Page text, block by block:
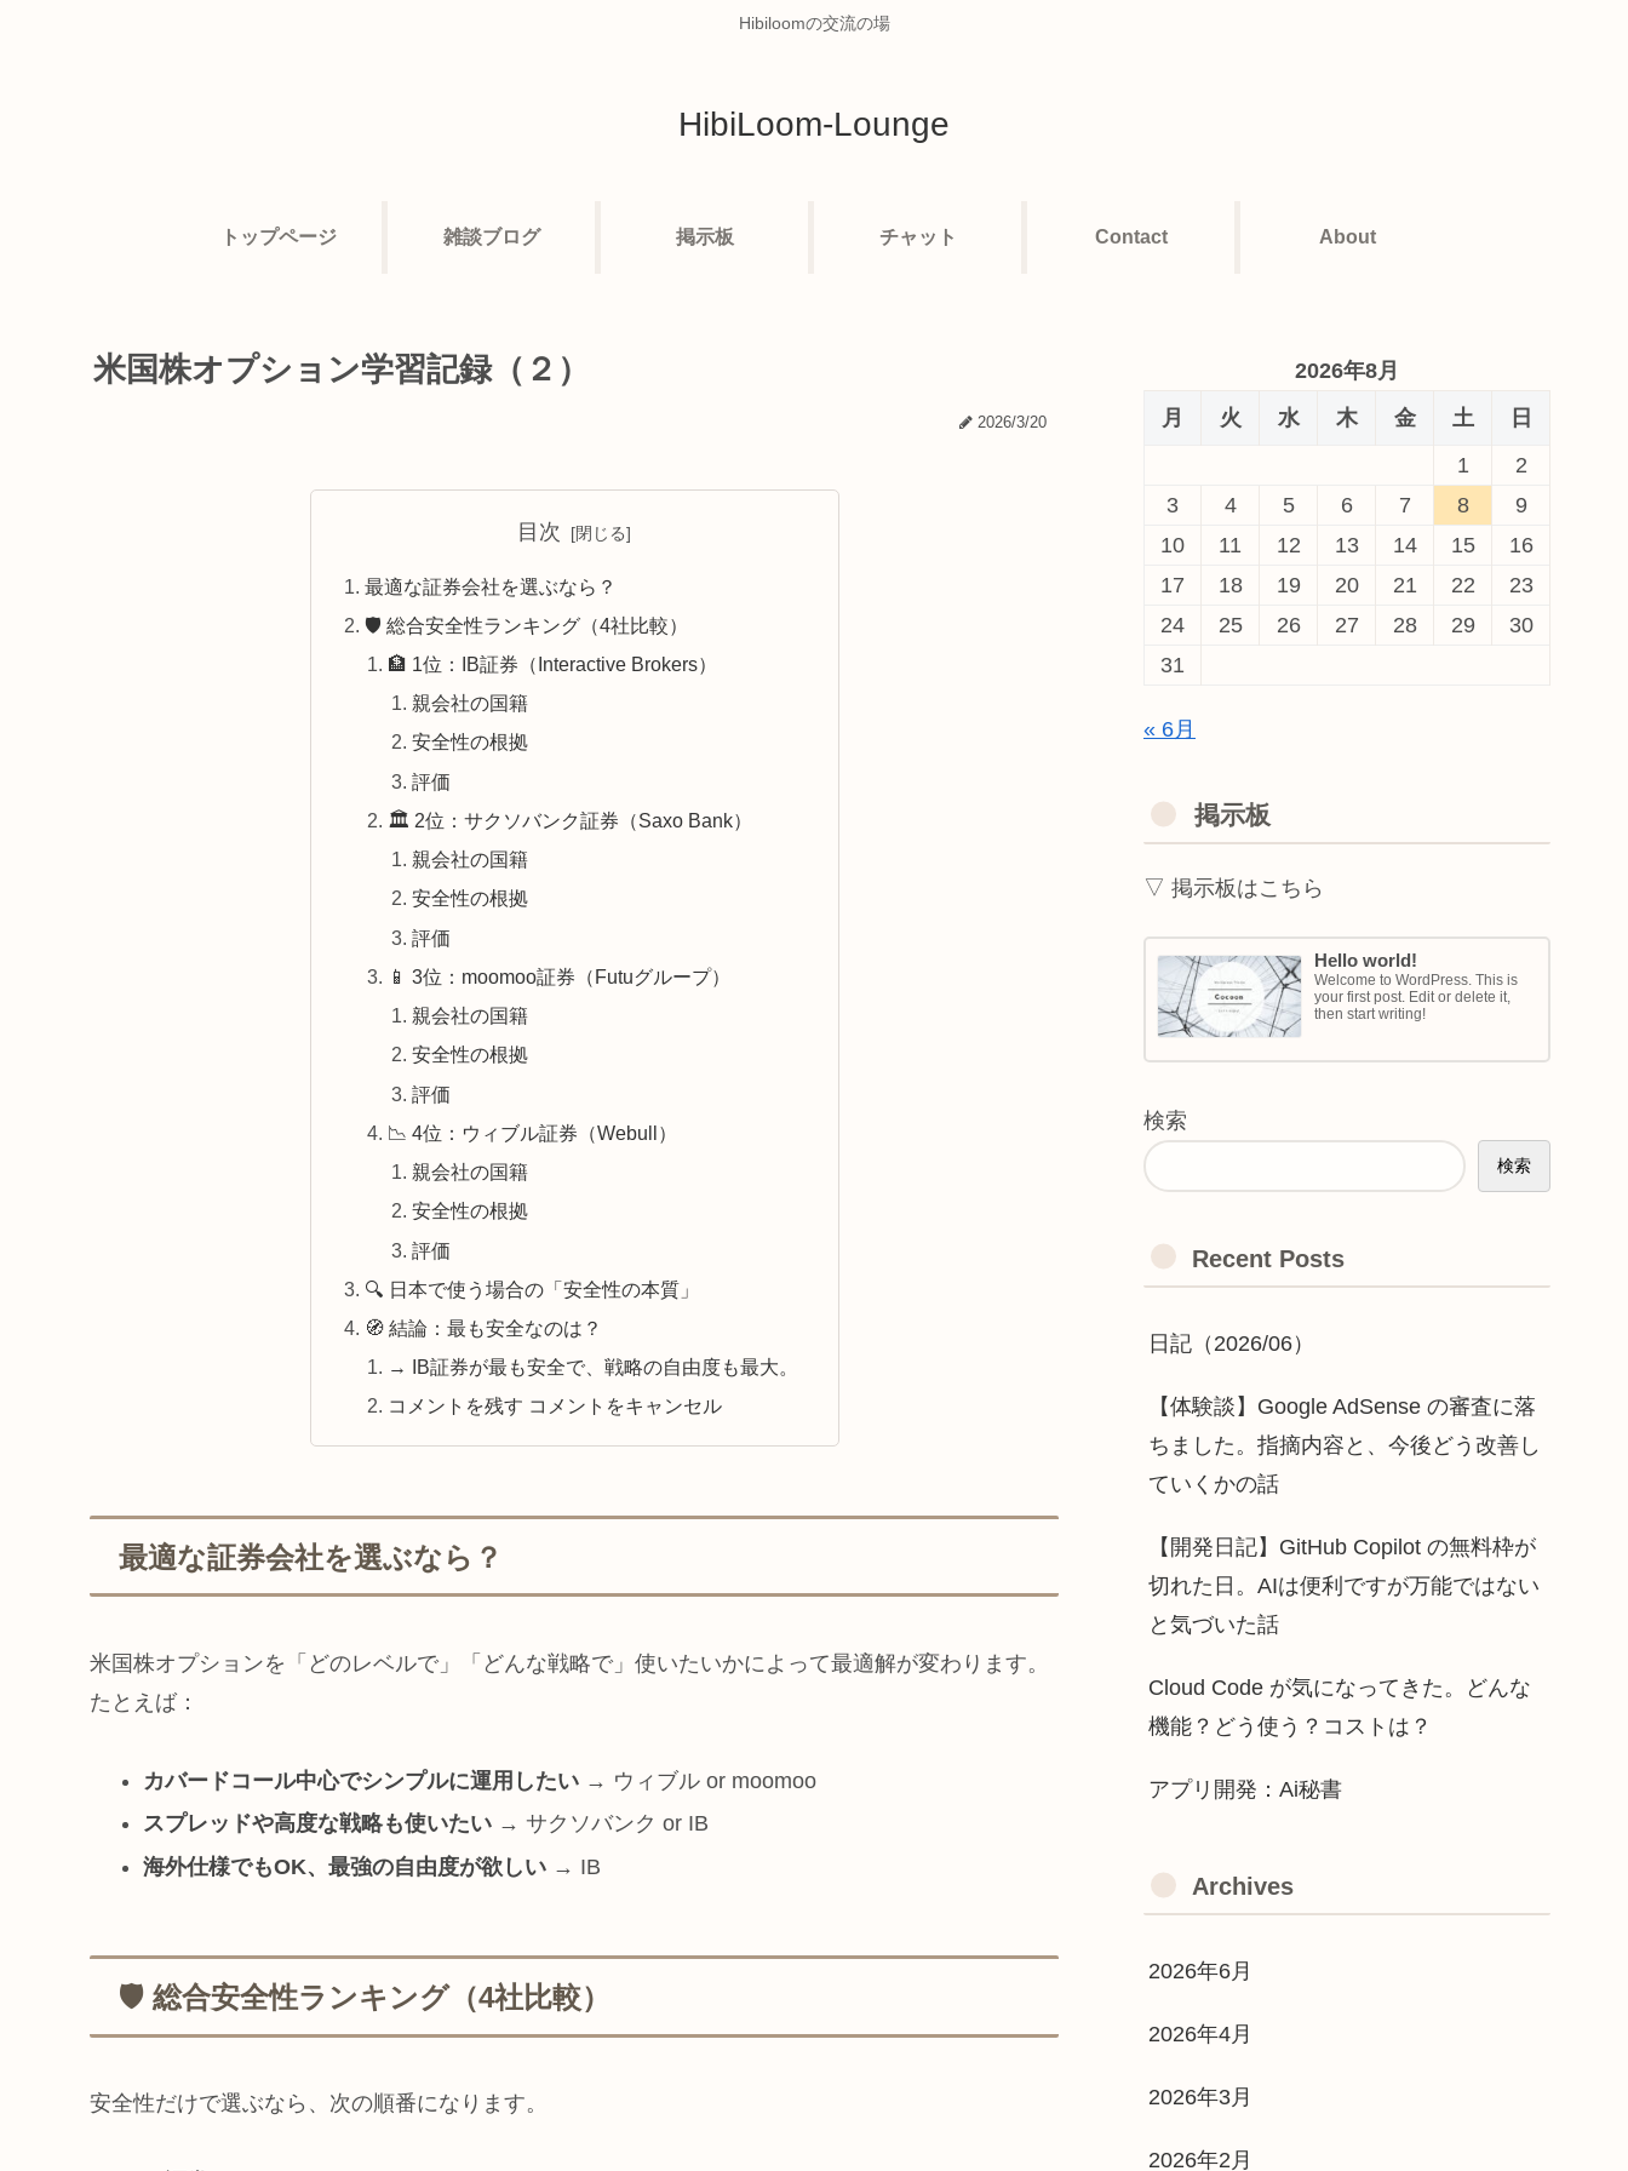
Hibiloomの交流の場
HibiLoom-Lounge
トップページ 雑談ブログ 掲示板 チャット Contact About
米国株オプション学習記録（２）
2026/3/20
目次
最適な証券会社を選ぶなら？
🛡️ 総合安全性ランキング（4社比較）
🏦 1位：IB証券（Interactive Brokers）
親会社の国籍
安全性の根拠
評価
🏛️ 2位：サクソバンク証券（Saxo Bank）
親会社の国籍
安全性の根拠
評価
📱 3位：moomoo証券（Futuグループ）
親会社の国籍
安全性の根拠
評価
📉 4位：ウィブル証券（Webull）
親会社の国籍
安全性の根拠
評価
🔍 日本で使う場合の「安全性の本質」
🧭 結論：最も安全なのは？
→ IB証券が最も安全で、戦略の自由度も最大。
コメントを残す コメントをキャンセル
最適な証券会社を選ぶなら？
米国株オプションを「どのレベルで」「どんな戦略で」使いたいかによって最適解が変わります。
たとえば：
カバードコール中心でシンプルに運用したい→ ウィブル or moomoo
スプレッドや高度な戦略も使いたい→ サクソバンク or IB
海外仕様でもOK、最強の自由度が欲しい→ IB
🛡️ 総合安全性ランキング（4社比較）
安全性だけで選ぶなら、次の順番になります。
2026年8月
月
火 水 木 金 土
日
1
2
3
4 5 6 7 8
9
10
11 12 13 14 15
16
17
18 19 20 21 22
23
24
25 26 27 28 29
30
31
« 6月
掲示板
▽ 掲示板はこちら
Hello world!
Welcome to WordPress. This is
your first post. Edit or delete it,
then start writing!
検索
検索
Recent Posts
日記（2026/06）
【体験談】Google AdSense の審査に落
ちました。指摘内容と、今後どう改善し
ていくかの話
【開発日記】GitHub Copilot の無料枠が
切れた日。AIは便利ですが万能ではない
と気づいた話
Cloud Code が気になってきた。どんな
機能？どう使う？コストは？
アプリ開発：Ai秘書
Archives
2026年6月
2026年4月
2026年3月
2026年2月